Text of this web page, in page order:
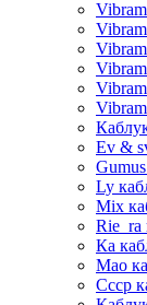
Ev &
Ly
Mix
Rie_ra
Ка
Мао
Ссср